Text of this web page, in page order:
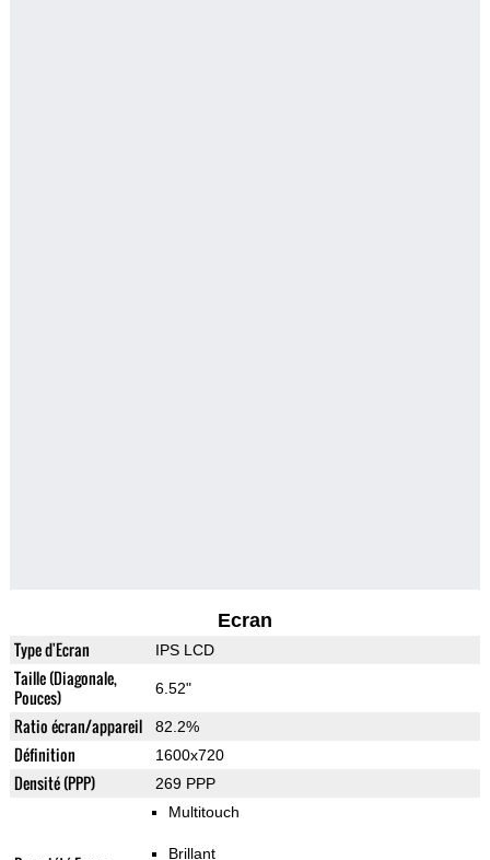
Ecran
Type d'Ecran IPS LCD
Taille (Diagonale,
Pouces)
6.52"
Ratio écran/appareil 82.2%
Définition 1600x720
Densité (PPP) 269 PPP
Multitouch
Brillant